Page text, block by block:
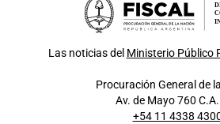
Las noticias del Ministerio Público
Procuración General de
Av. de Mayo 760
+54 11 4338